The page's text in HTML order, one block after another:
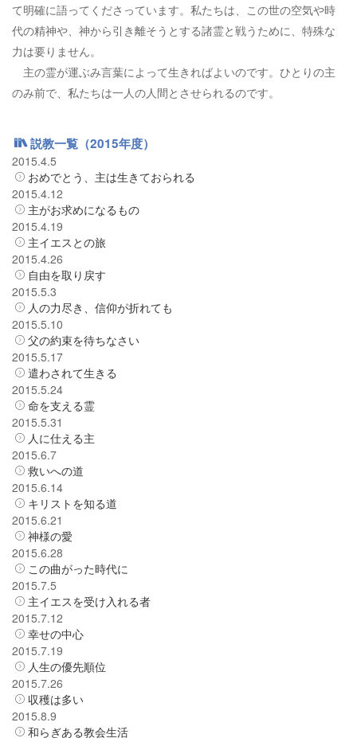
て明確に語ってくださっています。私たちは、この世の空気や時
代の精神や、神から引き離そうとする諸霊と戦うために、特殊な
力は要りません。
主の霊が運ぶみ言葉によって生きればよいのです。ひとりの主
のみ前で、私たちは一人の人間とさせられるのです。
説教一覧（2015年度）
2015.4.5
おめでとう、主は生きておられる
2015.4.12
主がお求めになるもの
2015.4.19
主イエスとの旅
2015.4.26
自由を取り戻す
2015.5.3
人の力尽き、信仰が折れても
2015.5.10
父の約束を待ちなさい
2015.5.17
遣わされて生きる
2015.5.24
命を支える霊
2015.5.31
人に仕える主
2015.6.7
救いへの道
2015.6.14
キリストを知る道
2015.6.21
神様の愛
2015.6.28
この曲がった時代に
2015.7.5
主イエスを受け入れる者
2015.7.12
幸せの中心
2015.7.19
人生の優先順位
2015.7.26
収穫は多い
2015.8.9
和らぎある教会生活